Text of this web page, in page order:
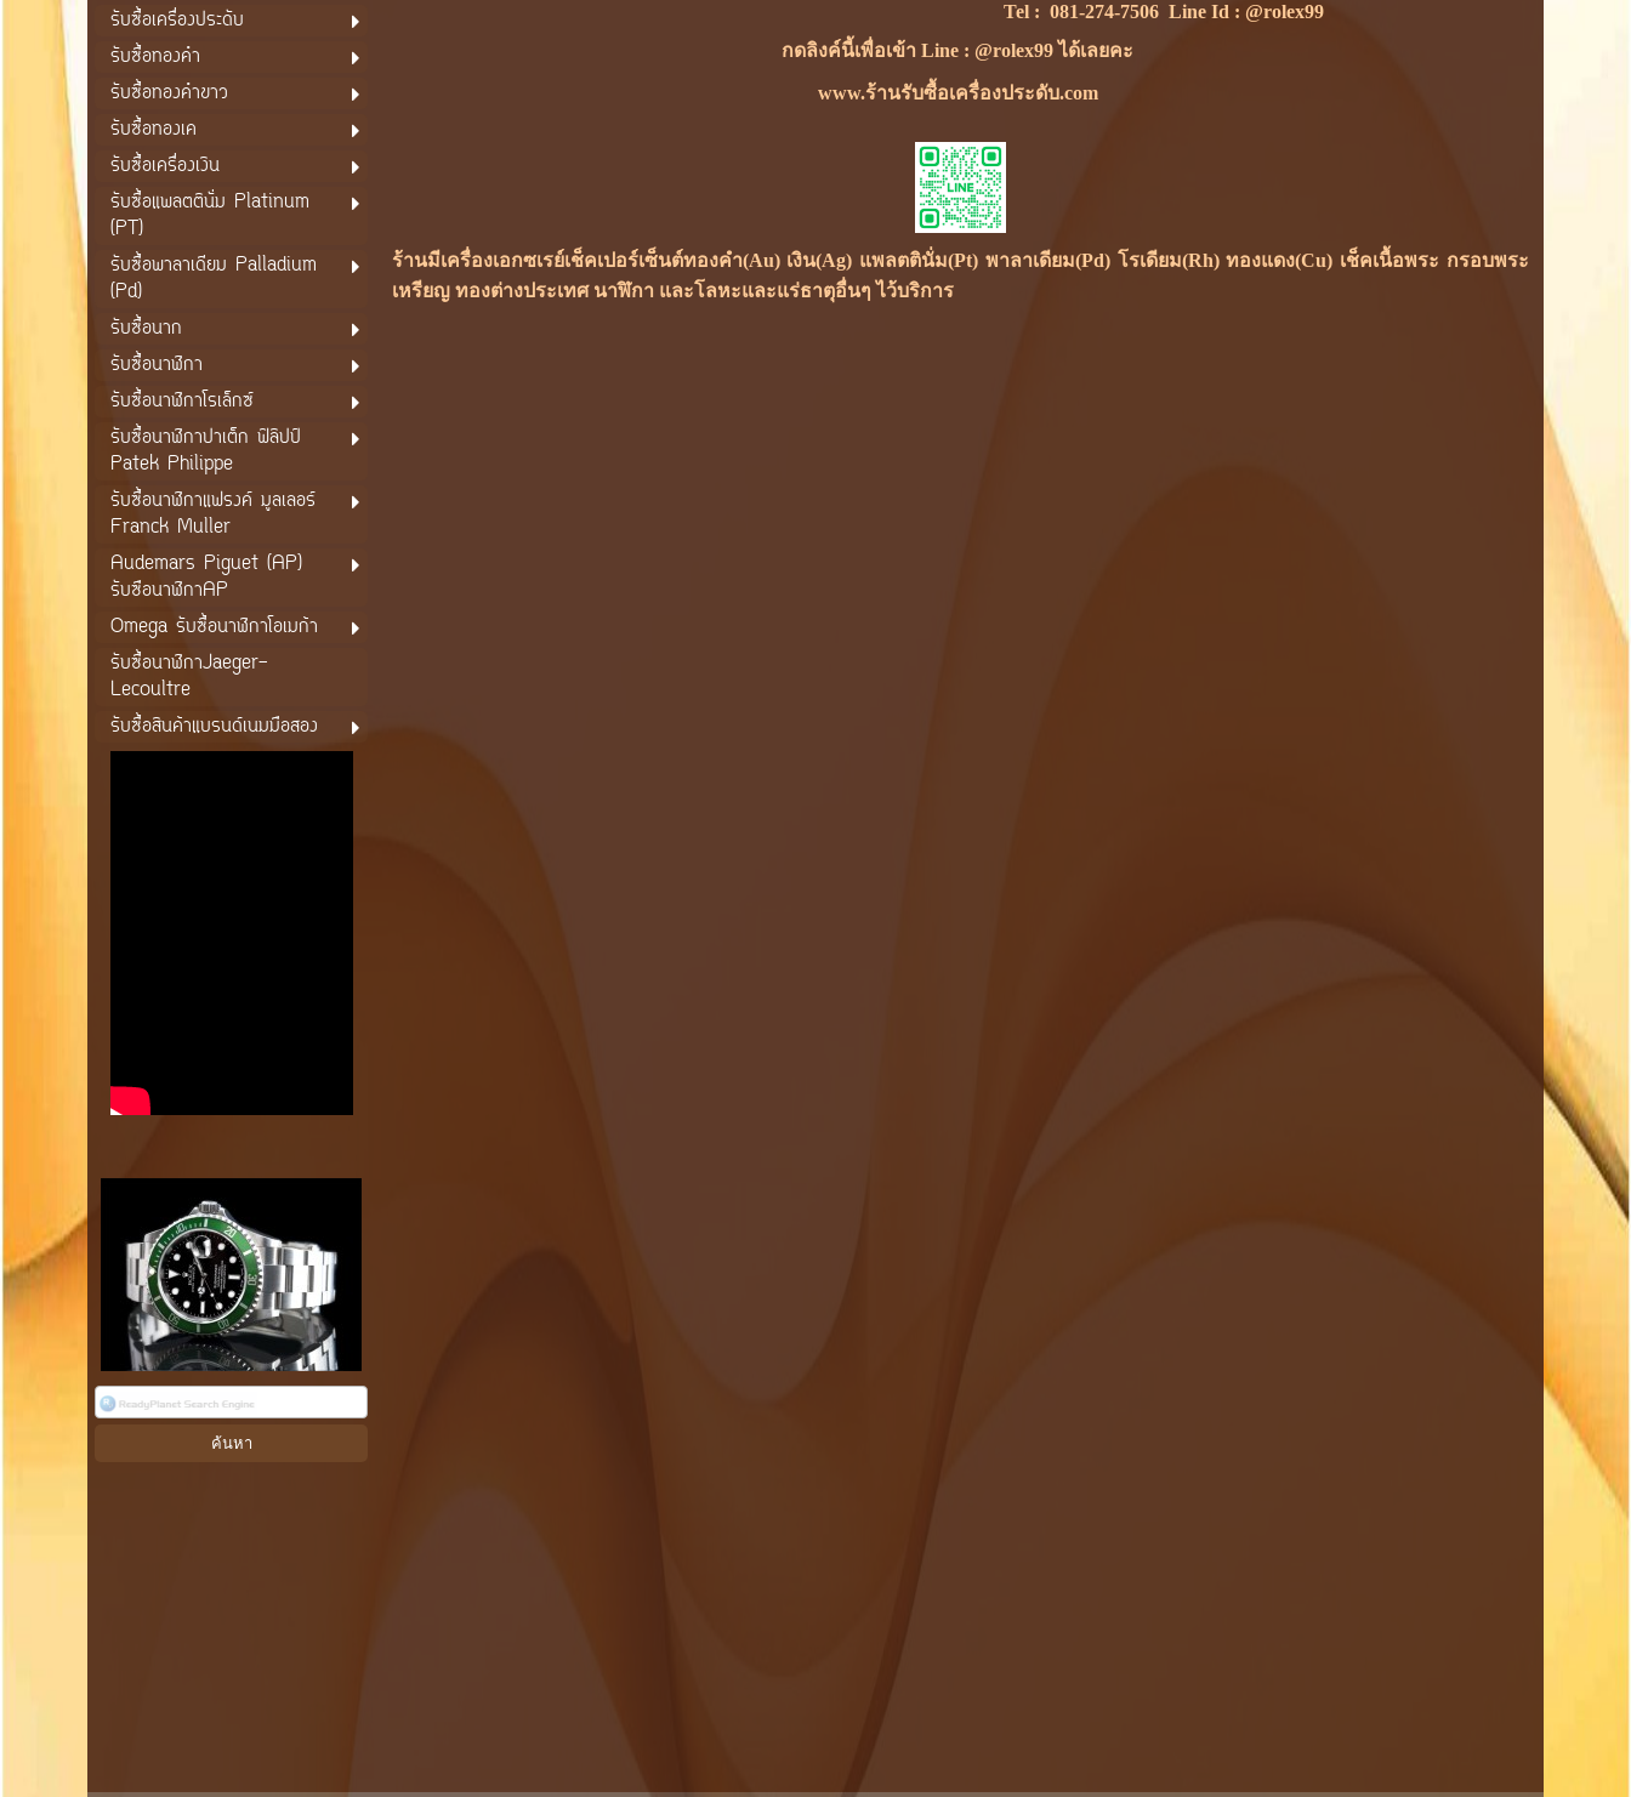
รับซื้อเครื่องประดับ
รับซื้อทองคำ
รับซื้อทองคำขาว
รับซื้อทองเค
รับซื้อเครื่องเงิน
รับซื้อแพลตตินั่ม Platinum
(PT)
รับซื้อพาลาเดียม Palladium
(Pd)
รับซื้อนาก
รับซื้อนาฬิกา
รับซื้อนาฬิกาโรเล็กซ์
รับซื้อนาฬิกาปาเต็ก ฟิลิปป์
Patek Philippe
รับซื้อนาฬิกาแฟรงค์ มูลเลอร์
Franck Muller
Audemars Piguet (AP)
รับซือนาฬิกาAP
Omega รับซื้อนาฬิกาโอเมก้า
รับซื้อนาฬิกาJaeger-
Lecoultre
รับซื้อสินค้าแบรนด์เนมมือสอง
Tel :081-274-7506 Line Id : @rolex99
กดลิงค์นี้เพื่อเข้า Line : @rolex99 ได้เลยคะ
www.ร้านรับซื้อเครื่องประดับ.com
ร้านมีเครื่องเอกซเรย์เช็คเปอร์เซ็นต์ทองคำ(Au) เงิน(Ag) แพลตตินั่ม(Pt) พาลาเดียม(Pd) โรเดียม(Rh) ทองแดง(Cu) เช็คเนื้อพระ กรอบพระ
เหรียญ ทองต่างประเทศ นาฬิกา และโลหะและแร่ธาตุอื่นๆ ไว้บริการ